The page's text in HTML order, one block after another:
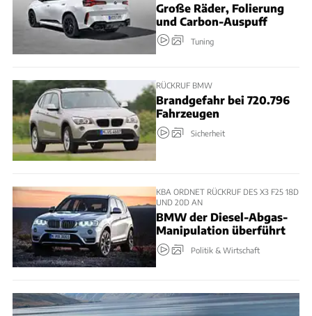
Große Räder, Folierung
und Carbon-Auspuff
Tuning
RÜCKRUF BMW
Brandgefahr bei 720.796
Fahrzeugen
Sicherheit
KBA ORDNET RÜCKRUF DES X3 F25 18D
UND 20D AN
BMW der Diesel-Abgas-
Manipulation überführt
Politik & Wirtschaft